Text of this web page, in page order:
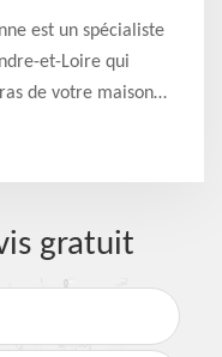
est un spécialiste
et-Loire qui
de votre maison
gratuit